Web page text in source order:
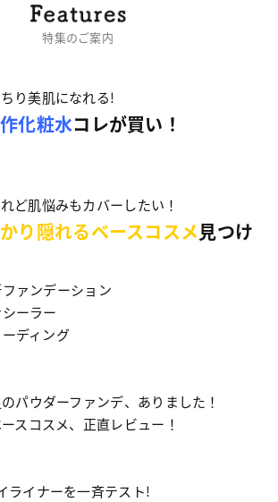
特集のご案内
り美肌になれる!
化粧水コレが買い！
ど肌悩みもカバーしたい！
り隠れるベースコスメ見つけ
ァンデーション
ーラー
ディング
パウダーファンデ、ありました！
スコスメ、正直レビュー！
ライナーを一斉テスト!